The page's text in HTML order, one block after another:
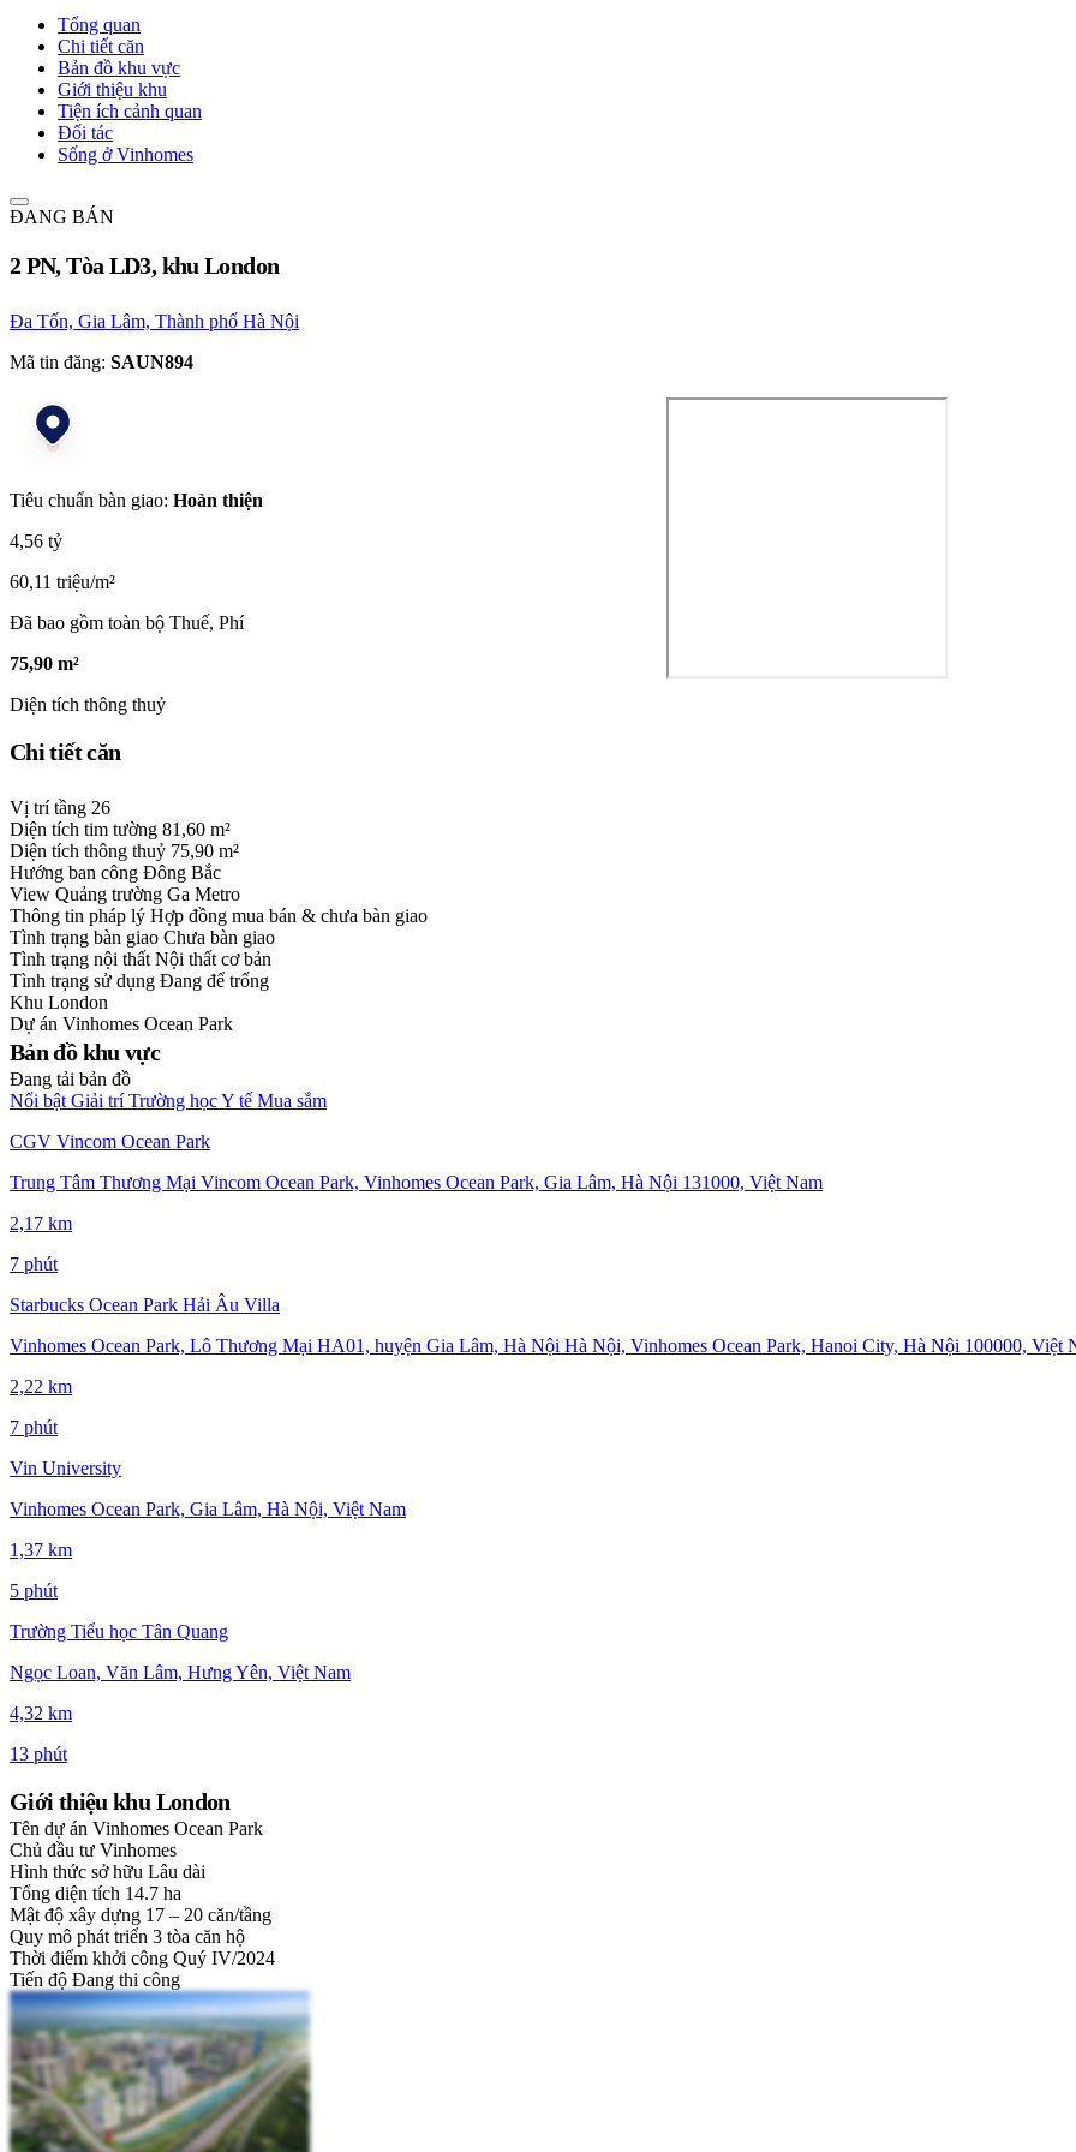
Tổng quan
Chi tiết căn
Bản đồ khu vực
Giới thiệu khu
Tiện ích cảnh quan
Đối tác
Sống ở Vinhomes
ĐANG BÁN
2 PN, Tòa LD3, khu London
Đa Tốn, Gia Lâm, Thành phố Hà Nội
Mã tin đăng: SAUN894
Tiêu chuẩn bàn giao: Hoàn thiện
4,56 tỷ
60,11 triệu/m²
Đã bao gồm toàn bộ Thuế, Phí
75,90 m²
Diện tích thông thuỷ
Chi tiết căn
Vị trí tầng 26
Diện tích tim tường 81,60 m²
Diện tích thông thuỷ 75,90 m²
Hướng ban công Đông Bắc
View Quảng trường Ga Metro
Thông tin pháp lý Hợp đồng mua bán & chưa bàn giao
Tình trạng bàn giao Chưa bàn giao
Tình trạng nội thất Nội thất cơ bản
Tình trạng sử dụng Đang để trống
Khu London
Dự án Vinhomes Ocean Park
Bản đồ khu vực
Đang tải bản đồ
Nổi bật Giải trí Trường họcY tế Mua sắm
CGV Vincom Ocean Park
Trung Tâm Thương Mại Vincom Ocean Park, Vinhomes Ocean Park, Gia Lâm, Hà Nội 131000, Việt Nam
2,17 km
7 phút
Starbucks Ocean Park Hải Âu Villa
Vinhomes Ocean Park, Lô Thương Mại HA01, huyện Gia Lâm, Hà Nội Hà Nội, Vinhomes Ocean Park, Hanoi City, Hà Nội 100000, Việt
2,22 km
7 phút
Vin University
Vinhomes Ocean Park, Gia Lâm, Hà Nội, Việt Nam
1,37 km
5 phút
Trường Tiểu học Tân Quang
Ngọc Loan, Văn Lâm, Hưng Yên, Việt Nam
4,32 km
13 phút
Giới thiệu khu London
Tên dự án Vinhomes Ocean Park
Chủ đầu tư Vinhomes
Hình thức sở hữu Lâu dài
Tổng diện tích 14.7 ha
Mật độ xây dựng 17 – 20 căn/tầng
Quy mô phát triển 3 tòa căn hộ
Thời điểm khởi công Quý IV/2024
Tiến độ Đang thi công